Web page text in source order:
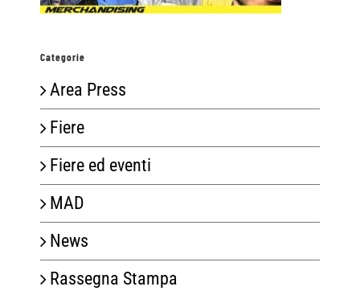
Categorie
Area Press
Fiere
Fiere ed eventi
MAD
News
Rassegna Stampa